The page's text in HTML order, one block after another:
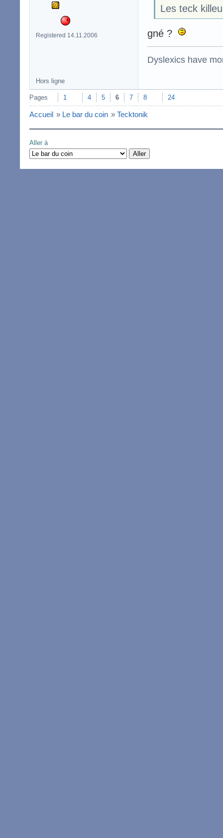
Registered 14.11.2006
Les teck
gné ?
Dyslexics have
Hors ligne
Pages 1 4 5 6 7 8 24
Accueil » Le bar du coin » Tecktonik
Aller à